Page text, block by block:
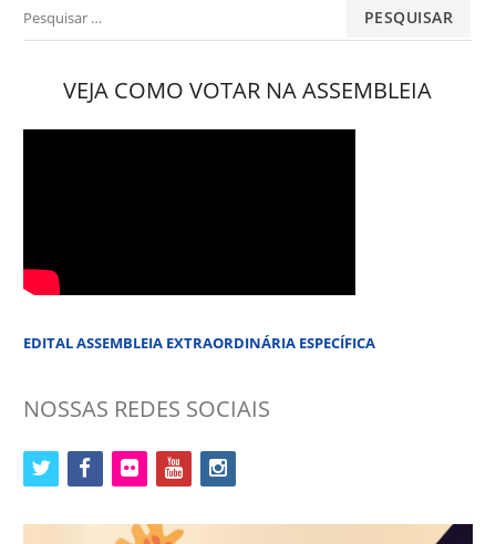
Pesquisar
VEJA COMO VOTAR NA ASSEMBLEIA
EDITAL ASSEMBLEIA EXTRAORDINÁRIA ESPECÍFICA
NOSSAS REDES SOCIAIS
twitter facebookflickr youtubeinstagram